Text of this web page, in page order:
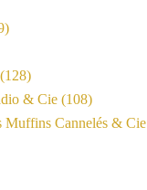
(128)
& Cie (108)
Muffins Cannelés & Cie